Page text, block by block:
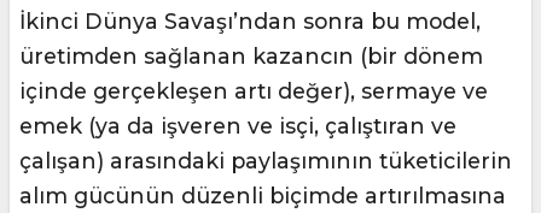
İkinci Dünya Savaşı’ndan sonra bu model,
üretimden sağlanan kazancın (bir dönem
içinde gerçekleşen artı değer), sermaye ve
emek (ya da işveren ve isçi, çalıştıran ve
çalışan) arasındaki paylaşımının tüketicilerin
alım gücünün düzenli biçimde artırılmasına